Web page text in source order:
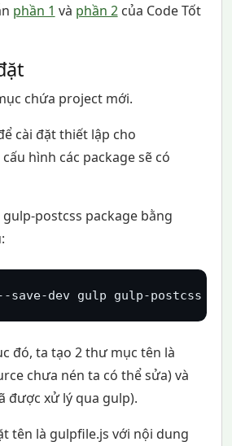
phần 1 và phần 2của Code Tốt
chứa project mới.
cài đặt thiết lập cho
hình các package sẽ có
gulp-postcss package bằng
dev gulp gulp-postcss
đó, ta tạo 2 thư mục tên là
chưa nén ta có thể sửa) và
được xử lý qua gulp).
tên là gulpfile.js với nội dung